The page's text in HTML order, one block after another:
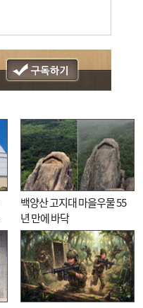
백양산 고지대 마을우물 55
년 만에 바닥